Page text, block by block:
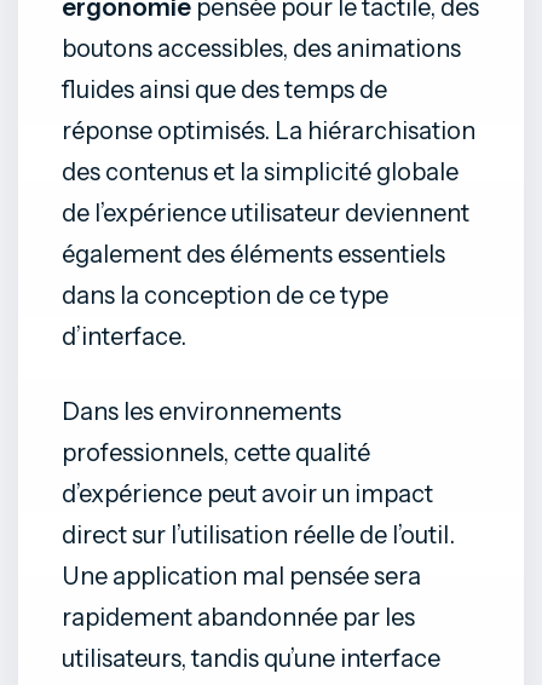
ergonomie pensée pour le tactile, des
boutons accessibles, des animations
fluides ainsi que des temps de
réponse optimisés. La hiérarchisation
des contenus et la simplicité globale
de l’expérience utilisateur deviennent
également des éléments essentiels
dans la conception de ce type
d’interface.
Dans les environnements
professionnels, cette qualité
d’expérience peut avoir un impact
direct sur l’utilisation réelle de l’outil.
Une application mal pensée sera
rapidement abandonnée par les
utilisateurs, tandis qu’une interface